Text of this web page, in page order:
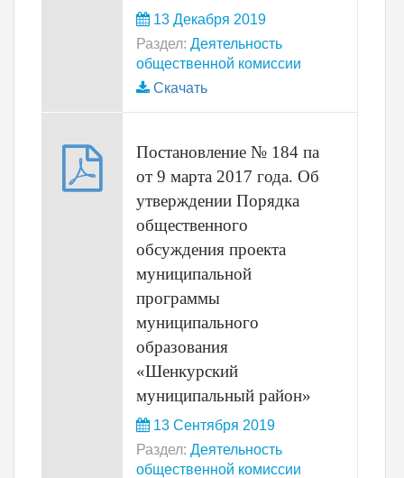
13 Декабря 2019
Раздел: Деятельность
общественной комиссии
Скачать
Постановление № 184 па
от 9 марта 2017 года. Об
утверждении Порядка
общественного
обсуждения проекта
муниципальной
программы
муниципального
образования
«Шенкурский
муниципальный район»
13 Сентября 2019
Раздел: Деятельность
общественной комиссии